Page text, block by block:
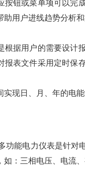
按钮或菜单项可以完
用户进线趋势分析
根据用户的需要设计
报表文件采用定时保
现日、月、年的电
功能电力仪表是针对
如：三相电压、电流